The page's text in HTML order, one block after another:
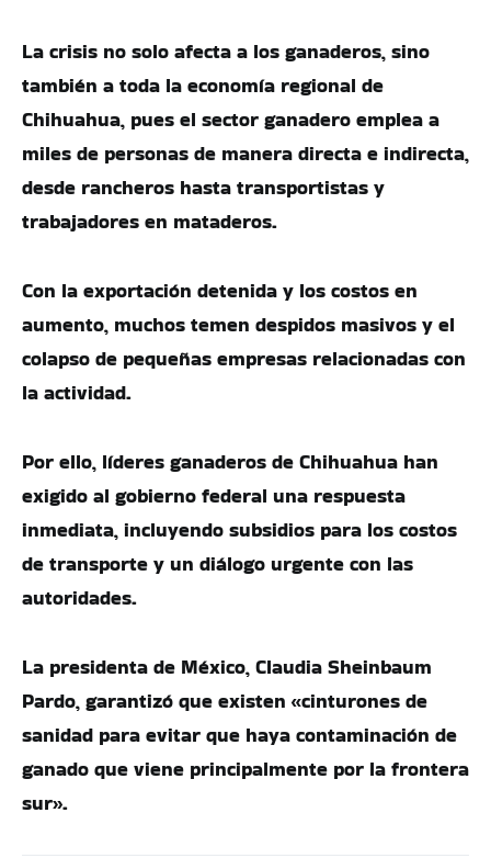
La crisis no solo afecta a los ganaderos, sino
también a toda la economía regional de
Chihuahua, pues el sector ganadero emplea a
miles de personas de manera directa e indirecta,
desde rancheros hasta transportistas y
trabajadores en mataderos.
Con la exportación detenida y los costos en
aumento, muchos temen despidos masivos y el
colapso de pequeñas empresas relacionadas con
la actividad.
Por ello, líderes ganaderos de Chihuahua han
exigido al gobierno federal una respuesta
inmediata, incluyendo subsidios para los costos
de transporte y un diálogo urgente con las
autoridades.
La presidenta de México, Claudia Sheinbaum
Pardo, garantizó que existen «cinturones de
sanidad para evitar que haya contaminación de
ganado que viene principalmente por la frontera
sur».